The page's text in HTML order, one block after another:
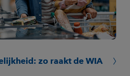
zo raakt de WIA